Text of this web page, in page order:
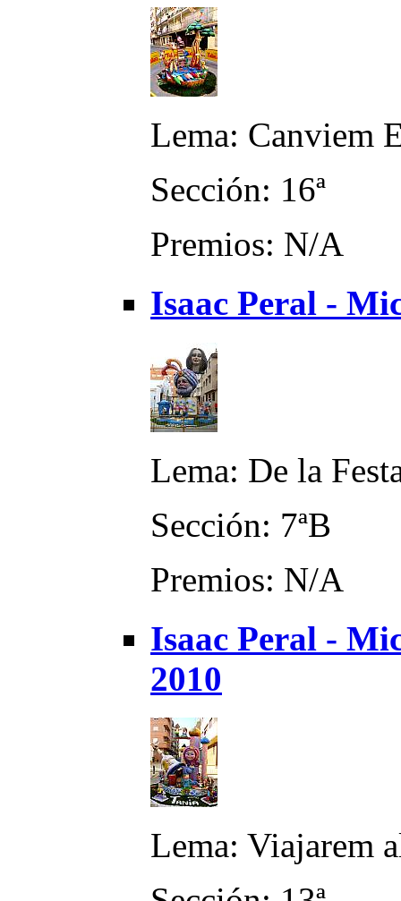
Lema: Canviem
Sección: 16ª
Premios: N/A
Isaac Peral -
Lema: De la
Sección: 7ªB
Premios: N/A
Isaac Peral -
2010
Lema: Viajarem